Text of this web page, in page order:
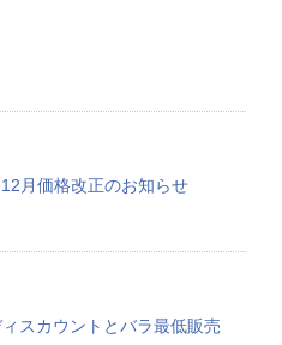
月価格改正のお知らせ
スカウントとバラ最低販売